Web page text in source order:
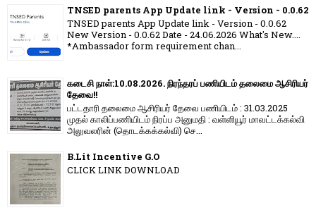
TNSED parents App Update link - Version - 0.0.62
TNSED parents App Update link - Version - 0.0.62
New Version - 0.0.62 Date - 24.06.2026 What's New....
*Ambassador form requirement chan...
கடைசி நாள்:10.08.2026. நிரந்தரப் பணியிடம் தலைமை ஆசிரியர்
தேவை!!
பட்டதாரி தலைமை ஆசிரியர் தேவை பணியிடம் : 31.03.2025
முதல் காலிப்பணியிடம் நிரப்ப அனுமதி : வள்ளியூர் மாவட்டக்கல்வி
அலுவலரின் (தொடக்கக்கல்வி) செ...
B.Lit Incentive G.O
CLICK LINK DOWNLOAD